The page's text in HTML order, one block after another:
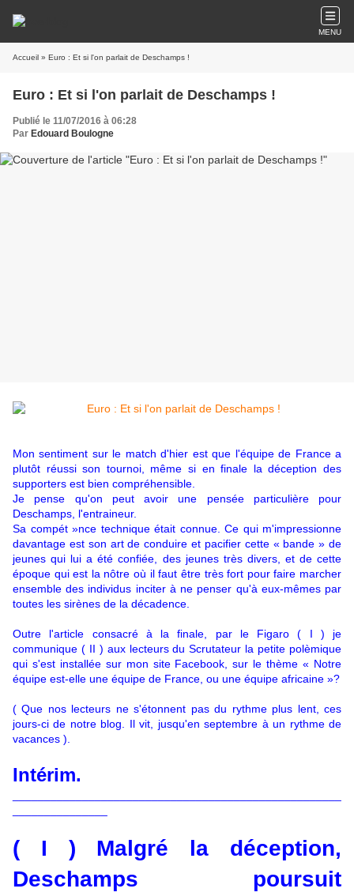
MENU
Accueil » Euro : Et si l'on parlait de Deschamps !
Euro : Et si l'on parlait de Deschamps !
Publié le 11/07/2016 à 06:28
Par Edouard Boulogne
Mon sentiment sur le match d'hier est que l'équipe de France a
plutôt réussi son tournoi, même si en finale la déception des
supporters est bien compréhensible.
Je pense qu'on peut avoir une pensée particulière pour
Deschamps, l'entraineur.
Sa compét »nce technique était connue. Ce qui m'impressionne
davantage est son art de conduire et pacifier cette « bande » de
jeunes qui lui a été confiée, des jeunes très divers, et de cette
époque qui est la nôtre où il faut être très fort pour faire marcher
ensemble des individus inciter à ne penser qu'à eux-mêmes par
toutes les sirènes de la décadence.
Outre l'article consacré à la finale, par le Figaro ( I ) je
communique ( II ) aux lecteurs du Scrutateur la petite polèmique
qui s'est installée sur mon site Facebook, sur le thème « Notre
équipe est-elle une équipe de France, ou une équipe africaine »?
( Que nos lecteurs ne s'étonnent pas du rythme plus lent, ces
jours-ci de notre blog. Il vit, jusqu'en septembre à un rythme de
vacances ).
Intérim.
( I ) Malgré la déception,
Deschamps poursuit